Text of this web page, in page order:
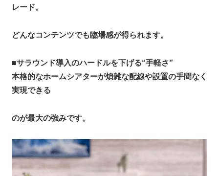
レード。
どんなコンテンツでも臨場感が得られます。
■サラウンド導入のハードルを下げる“手軽さ”
本格的なホームシアターが煩雑な配線や設置の手間なく
実現できる
のが最大の強みです。